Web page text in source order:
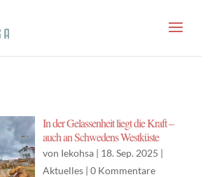
In der Gelassenheit liegt die Kraft –
auch an Schwedens Westküste
von Iekohsa| 18. Sep. 2025 |
Aktuelles| 0 Kommentare